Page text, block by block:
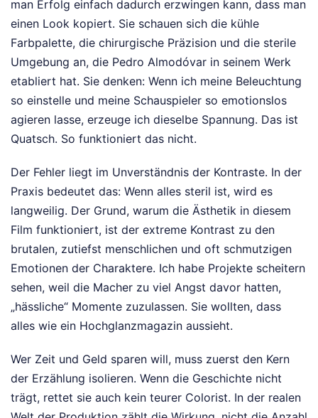
man Erfolg einfach dadurch erzwingen kann, dass man
einen Look kopiert. Sie schauen sich die kühle
Farbpalette, die chirurgische Präzision und die sterile
Umgebung an, die Pedro Almodóvar in seinem Werk
etabliert hat. Sie denken: Wenn ich meine Beleuchtung
so einstelle und meine Schauspieler so emotionslos
agieren lasse, erzeuge ich dieselbe Spannung. Das ist
Quatsch. So funktioniert das nicht.
Der Fehler liegt im Unverständnis der Kontraste. In der
Praxis bedeutet das: Wenn alles steril ist, wird es
langweilig. Der Grund, warum die Ästhetik in diesem
Film funktioniert, ist der extreme Kontrast zu den
brutalen, zutiefst menschlichen und oft schmutzigen
Emotionen der Charaktere. Ich habe Projekte scheitern
sehen, weil die Macher zu viel Angst davor hatten,
„hässliche“ Momente zuzulassen. Sie wollten, dass
alles wie ein Hochglanzmagazin aussieht.
Wer Zeit und Geld sparen will, muss zuerst den Kern
der Erzählung isolieren. Wenn die Geschichte nicht
trägt, rettet sie auch kein teurer Colorist. In der realen